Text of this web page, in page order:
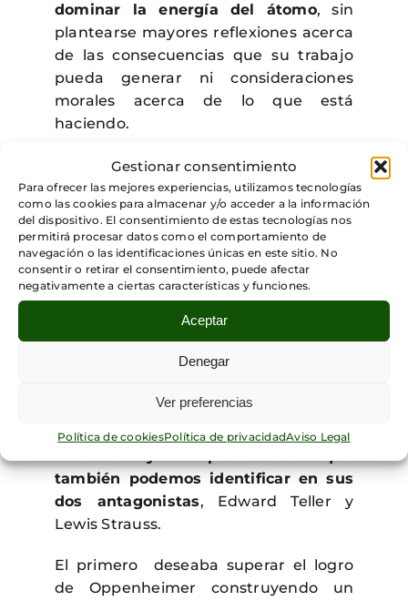
Gestionar consentimiento
Para ofrecer las mejores experiencias, utilizamos tecnologías
como las cookies para almacenar y/o acceder a la información
del dispositivo. El consentimiento de estas tecnologías nos
permitirá procesar datos como el comportamiento de
navegación o las identificaciones únicas en este sitio. No
consentir o retirar el consentimiento, puede afectar
negativamente a ciertas características y funciones.
Aceptar
Denegar
Ver preferencias
Política de cookiesPolítica de privacidadAviso Legal
dominar la energía del átomo, sin
plantearse mayores reflexiones acerca
de las consecuencias que su trabajo
pueda generar ni consideraciones
morales acerca de lo que está
haciendo.
Actitud que se refuerza a medida que
avanza el proceso de investigación,
pese a los diversos acontecimientos
que le invitaban a realizar ese tipo de
reflexión crítica: conversaciones con
colegas, citas del Bhagavad Gita,
información recibida sobre la marcha
de la guerra, etc., en fin, el frenesí por
alcanzar el resultado provocaba su
reflexionar acerca de
también podemos identificar en sus
dos antagonistas, Edward Teller y
Lewis Strauss.
El primero deseaba superar el logro
de Oppenheimer construyendo un